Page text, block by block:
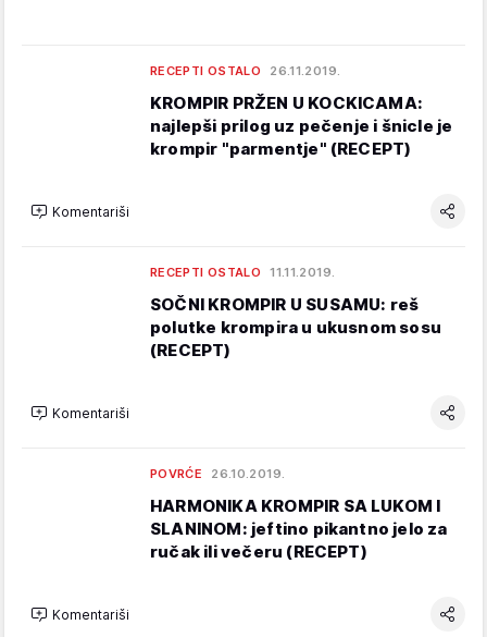
RECEPTI OSTALO 26.11.2019.
KROMPIR PRŽEN U KOCKICAMA:
najlepši prilog uz pečenje i šnicle je
krompir "parmentje" (RECEPT)
Komentariši
RECEPTI OSTALO 11.11.2019.
SOČNI KROMPIR U SUSAMU: reš
polutke krompira u ukusnom sosu
(RECEPT)
Komentariši
POVRĆE 26.10.2019.
HARMONIKA KROMPIR SA LUKOM I
SLANINOM: jeftino pikantno jelo za
ručak ili večeru (RECEPT)
Komentariši